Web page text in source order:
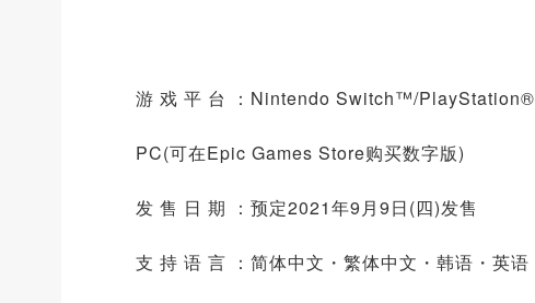
游 戏 平 台 ：Nintendo Switch™/
PC(可在Epic Games Store购买数字版)
发 售 日 期 ：预定2021年9月9日(四)发售
支 持 语 言 ：简体中文・繁体中文・韩语・英语